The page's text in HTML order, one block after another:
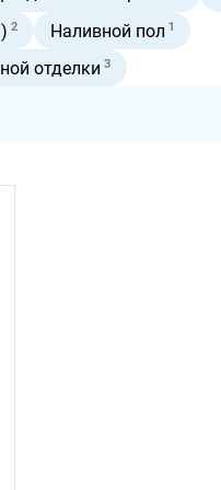
2 Наливной пол 1
отделки 3